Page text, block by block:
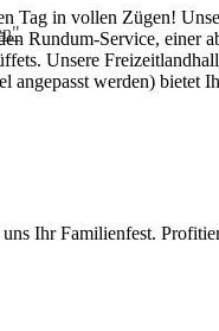
Tag in vollen Zügen!
Rundum-Service, einer
Unsere
werden) bietet
Ihr Familienfest.